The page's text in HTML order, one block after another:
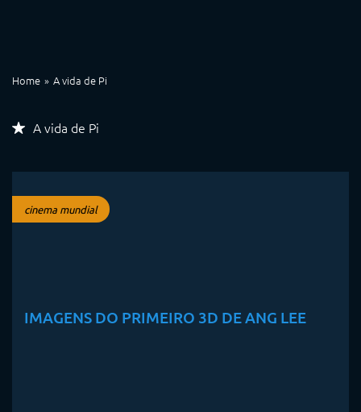
Home A vida de Pi
A vida de Pi
cinema mundial
IMAGENS DO PRIMEIRO 3D DE ANG LEE